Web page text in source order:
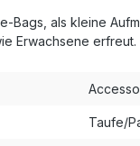
als kleine
Erwachsene erfreut.
Taufe/